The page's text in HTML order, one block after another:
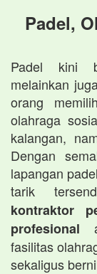
Padel,
Padel kini
melainkan
orang
olahraga
kalangan,
Dengan
lapangan
tarik
kontraktor
profesional
fasilitas
sekaligus